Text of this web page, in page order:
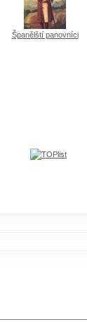
Španělští panovníci